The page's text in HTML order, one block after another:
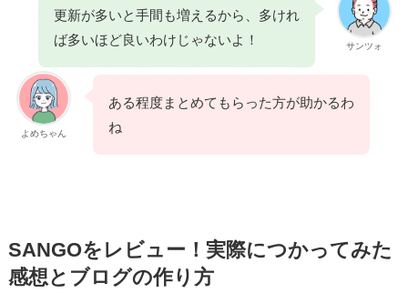
サンツォ
更新が多いと手間も増えるから、多けれ
ば多いほど良いわけじゃないよ！
よめちゃん
ある程度まとめてもらった方が助かるわ
ね
SANGOをレビュー！実際につかってみた
感想とブログの作り方